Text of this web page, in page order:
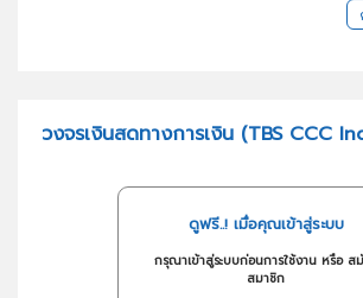
วงจรเงินสดทางการเงิน (TBS CCC
ดูฟรี..! เมื่อคุณเข้าสู่ระบบ
กรุณาเข้าสู่ระบบก่อนการใช้งาน หรือ ส
สมาชิก